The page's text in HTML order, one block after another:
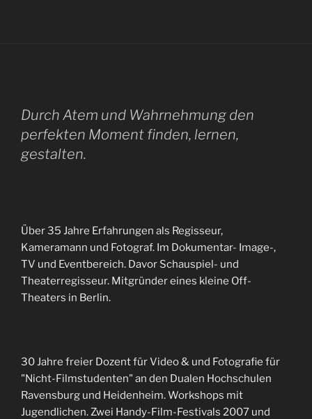
Durch Atem und Wahrnehmung den
perfekten Moment finden, lernen,
gestalten.
Über 35 Jahre Erfahrungen als Regisseur,
Kameramann und Fotograf. Im Dokumentar- Image-,
TV und Eventbereich. Davor Schauspiel- und
Theaterregisseur. Mitgründer eines kleine Off-
Theaters in Berlin.
30 Jahre freier Dozent für Video & und Fotografie für
"Nicht-Filmstudenten" an den Dualen Hochschulen
Ravensburg und Heidenheim. Workshops mit
Jugendlichen. Zwei Handy-Film-Festivals 2007 und